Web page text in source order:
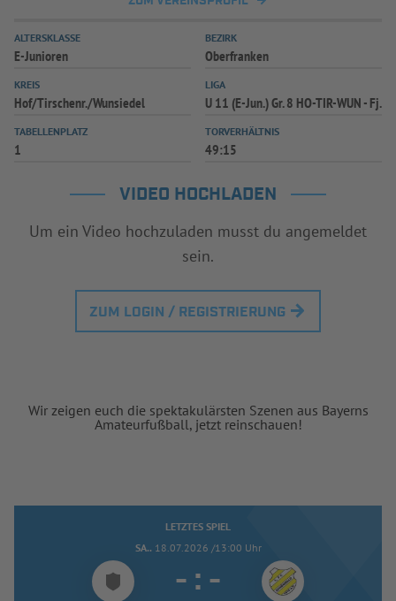
ALTERSKLASSE
E-Junioren
BEZIRK
Oberfranken
KREIS
Hof/Tirschenr./Wunsiedel
LIGA
U 11 (E-Jun.) Gr. 8 HO-TIR-WUN - Fj.
TABELLENPLATZ
1
TORVERHÄLTNIS
49:15
VIDEO HOCHLADEN
Um ein Video hochzuladen musst du angemeldet
sein.
ZUM LOGIN / REGISTRIERUNG
Wir zeigen euch die spektakulärsten Szenen aus Bayerns
Amateurfußball, jetzt reinschauen!
LETZTES SPIEL
SA.. 18.07.2026 /13:00 Uhr
- : -